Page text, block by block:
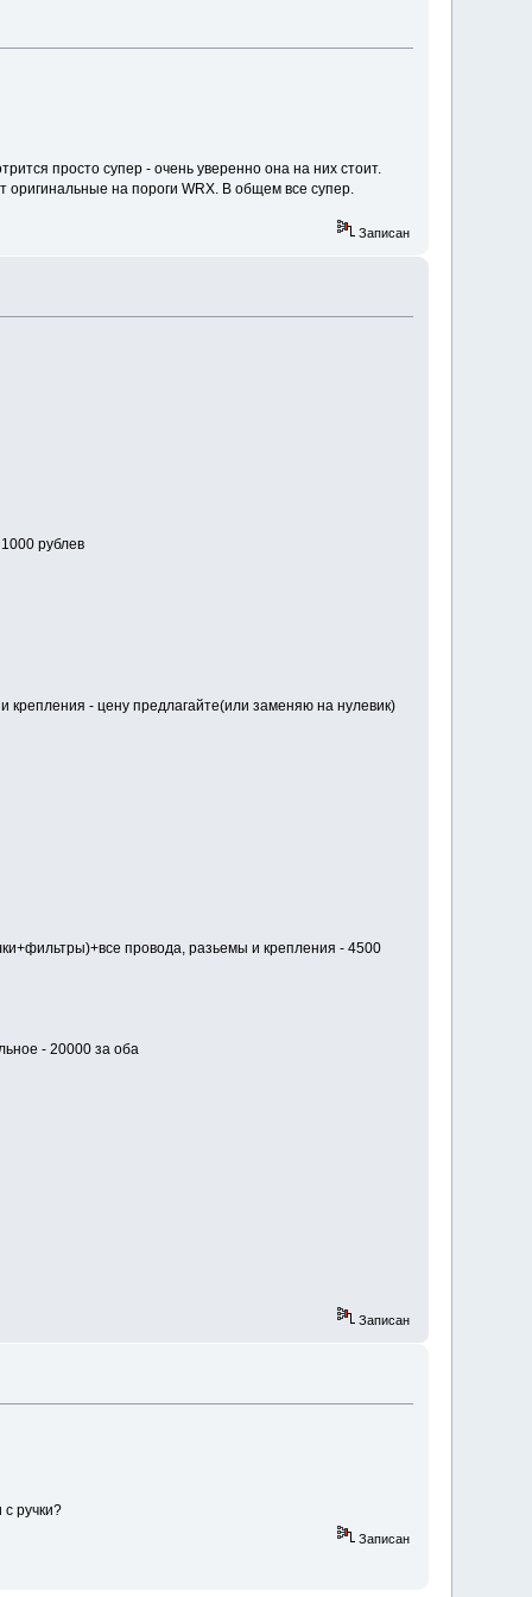
просто супер - очень уверенно она на них стоит.
оригинальные на пороги WRX. В общем все супер.
Записан
рублев
крепления - цену предлагайте(или заменяю на нулевик)
провода, разьемы и крепления - 4500
- 20000 за оба
Записан
ручки?
Записан